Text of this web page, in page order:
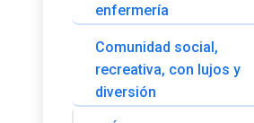
enfermería
Comunidad social,
recreativa, con lujos y
diversión